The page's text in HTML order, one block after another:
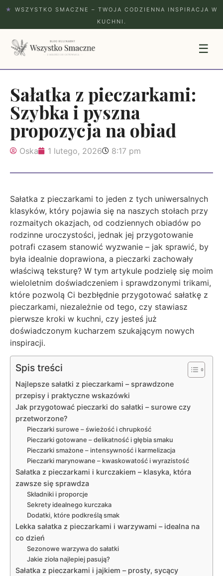
★
WSZYSTKO SMACZNE – TWOJA CODZIENNA INSPIRACJA W
KUCHNI.
☰
Sałatka z pieczarkami:
Szybka i pyszna
propozycja na obiad
Oska 1 lutego, 2026 8:17 pm
Sałatka z pieczarkami to jeden z tych uniwersalnych
klasyków, który pojawia się na naszych stołach przy
rozmaitych okazjach, od codziennych obiadów po
rodzinne uroczystości, jednak jej przygotowanie
potrafi czasem stanowić wyzwanie – jak sprawić, by
była idealnie doprawiona, a pieczarki zachowały
właściwą teksturę? W tym artykule podzielę się moim
wieloletnim doświadczeniem i sprawdzonymi trikami,
które pozwolą Ci bezbłędnie przygotować sałatkę z
pieczarkami, niezależnie od tego, czy stawiasz
pierwsze kroki w kuchni, czy jesteś już
doświadczonym kucharzem szukającym nowych
inspiracji.
Spis treści
Najlepsze sałatki z pieczarkami – sprawdzone
przepisy i praktyczne wskazówki
Jak przygotować pieczarki do sałatki – surowe czy
przetworzone?
Pieczarki surowe – świeżość i chrupkość
Pieczarki gotowane – delikatność i głębia smaku
Pieczarki smażone – intensywność i karmelizacja
Pieczarki marynowane – kwaskowatość i wyrazistość
Sałatka z pieczarkami i kurczakiem – klasyka, która
zawsze się sprawdza
Składniki i proporcje
Sekrety idealnego kurczaka
Dodatki, które podkreślą smak
Lekka sałatka z pieczarkami i warzywami – idealna na
co dzień
Sezonowe warzywa do sałatki
Jakie zioła najlepiej pasują?
Sałatka z pieczarkami i jajkiem – prosty, sycący